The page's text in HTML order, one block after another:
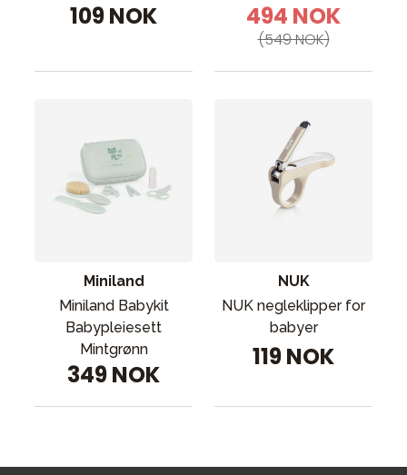
109 NOK 494 NOK
(549 NOK)
Miniland
Miniland Babykit
Babypleiesett
Mintgrønn
349 NOK
NUK
NUK negleklipper for
babyer
119 NOK